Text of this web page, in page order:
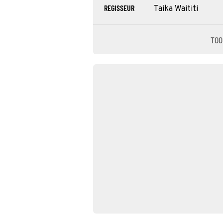
REGISSEUR Taika Waititi